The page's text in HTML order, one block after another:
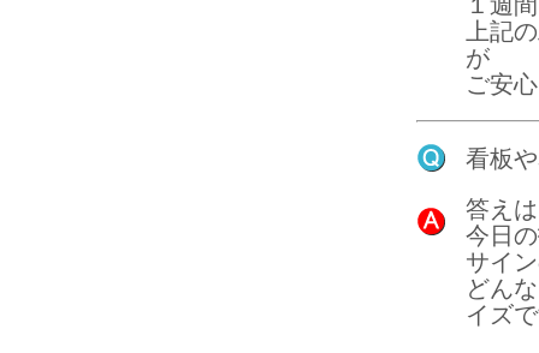
上記
が
ご安
看板
答え
今日
サイ
どん
イズ